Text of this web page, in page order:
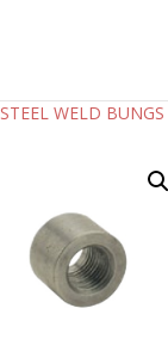
STEEL WELD BUNGS